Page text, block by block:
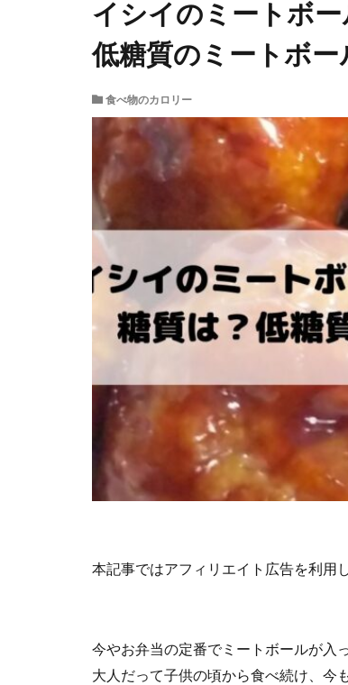
イシイのミートボ
低糖質のミートボー
食べ物のカロリー
本記事ではアフィリエイト広告を利用
今やお弁当の定番でミートボールが入
大人だって子供の頃から食べ続け、今